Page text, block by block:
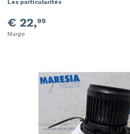
Les particularités
€ 22,99
Marge